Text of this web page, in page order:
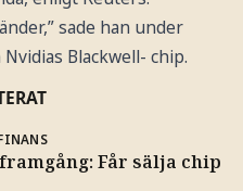
sade han under
Blackwell- chip.
Får sälja chip